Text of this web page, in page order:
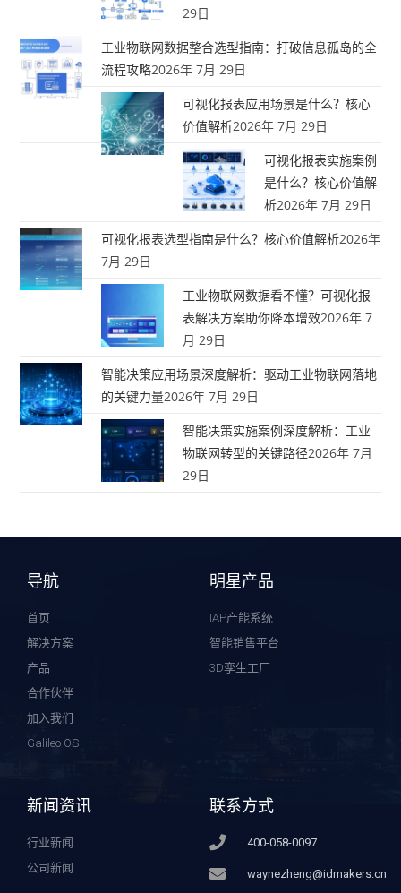
29日
工业物联网数据整合选型指南：打破信息孤岛的全
流程攻略2026年 7月 29日
可视化报表应用场景是什么？核心
价值解析2026年 7月 29日
可视化报表实施案例
是什么？核心价值解
析2026年 7月 29日
可视化报表选型指南是什么？核心价值解析2026年
7月 29日
工业物联网数据看不懂？可视化报
表解决方案助你降本增效2026年 7
月 29日
智能决策应用场景深度解析：驱动工业物联网落地
的关键力量2026年 7月 29日
智能决策实施案例深度解析：工业
物联网转型的关键路径2026年 7月
29日
导航
首页
解决方案
产品
合作伙伴
加入我们
Galileo OS
明星产品
IAP产能系统
智能销售平台
3D孪生工厂
新闻资讯
行业新闻
公司新闻
联系方式
400-058-0097
waynezheng@idmakers.cn